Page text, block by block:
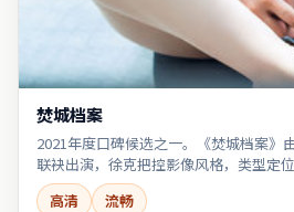
焚城档案
2021年度口碑候选之一。《焚城档案》
联袂出演，徐克把控影像风格，类型定位
高清
流畅